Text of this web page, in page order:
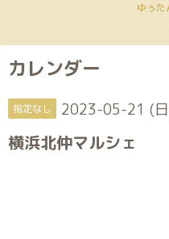
ゆぅた
カレンダー
指定なし 2023-05-21 (
横浜北仲マルシェ